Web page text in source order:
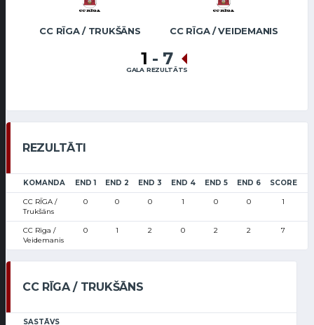
CC RĪGA / TRUKŠĀNS CC RĪGA / VEIDEMANIS
1 - 7
GALA REZULTĀTS
REZULTĀTI
KOMANDA END 1 END 2 END 3 END 4 END 5 END 6 SCORE
CC RĪGA /
Trukšāns
0 0 0 1 0 0 1
CC Rīga /
Veidemanis
0 1 2 0 2 2 7
CC RĪGA / TRUKŠĀNS
SASTĀVS